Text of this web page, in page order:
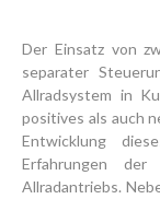
Der Einsatz von
separater
Allradsystem in
positives als auch
Entwicklung
Erfahrungen
Allradantriebs.